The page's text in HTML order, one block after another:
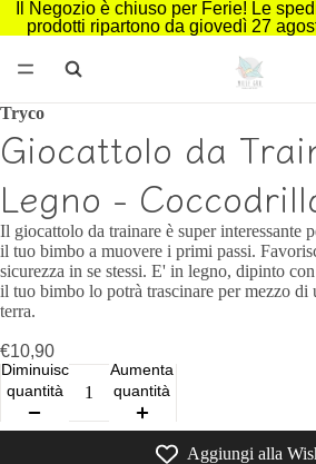
Il Negozio è chiuso per Ferie! Le
prodotti ripartono da giovedì 27
Tryco
Giocattolo da
Legno -
Il giocattolo da trainare è super interessante
il tuo bimbo a muovere i primi passi.
sicurezza in se stessi. E' in legno, dipinto
il tuo bimbo lo potrà trascinare per mezzo di
terra.
€10,90
Diminuisci
quantità
Aumenta
quantità
Aggiungi alla